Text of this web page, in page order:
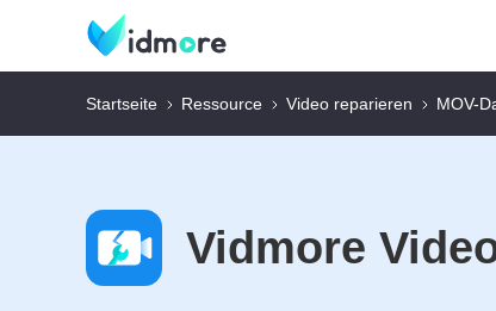
Startseite Ressource Video reparieren MOV-
Vidmore